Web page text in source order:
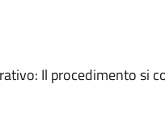
Il procedimento si